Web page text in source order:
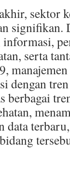
sektor
signifikan.
serta
dengan
berbagai
data